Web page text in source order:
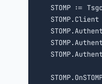
STOMP :=
STOMP.Client